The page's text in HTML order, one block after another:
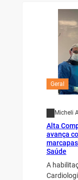
Geral
Micheli
Alta
avança
Saúde
A